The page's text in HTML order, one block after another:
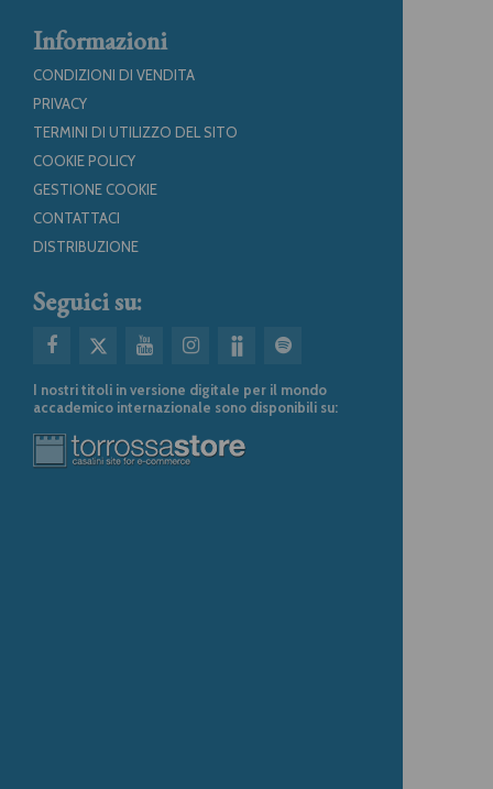
Informazioni
CONDIZIONI DI VENDITA
PRIVACY
TERMINI DI UTILIZZO DEL SITO
COOKIE POLICY
GESTIONE COOKIE
CONTATTACI
DISTRIBUZIONE
Seguici su:
I nostri titoli in versione digitale per il mondo
accademico internazionale sono disponibili su: